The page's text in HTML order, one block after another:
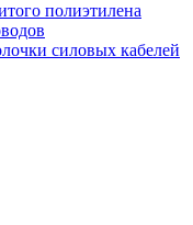
полиэтилена
силовых кабелей